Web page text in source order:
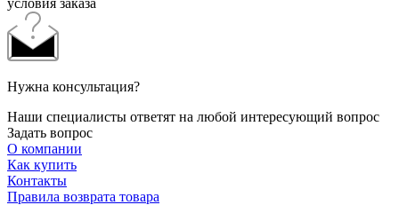
Нужна консультация?
Наши специалисты ответят на любой интересующий вопрос
Задать вопрос
О компании
Как купить
Контакты
Правила возврата товара